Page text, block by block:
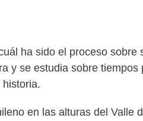
ha sido el proceso sobre
y se estudia sobre tiempos
en las alturas del Valle